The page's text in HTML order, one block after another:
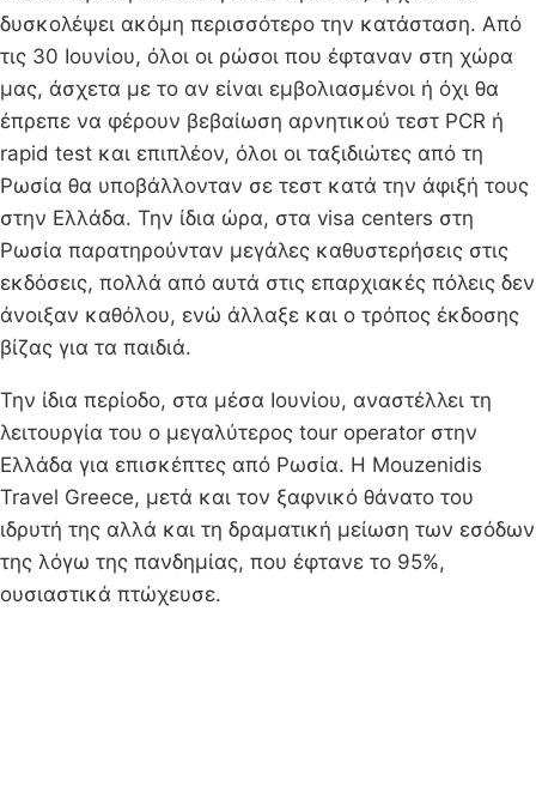
δυσκολέψει ακόμη περισσότερο την κατάσταση. Από
τις 30 Ιουνίου, όλοι οι ρώσοι που έφταναν στη χώρα
μας, άσχετα με το αν είναι εμβολιασμένοι ή όχι θα
έπρεπε να φέρουν βεβαίωση αρνητικού τεστ PCR ή
rapid test και επιπλέον, όλοι οι ταξιδιώτες από τη
Ρωσία θα υποβάλλονταν σε τεστ κατά την άφιξή τους
στην Ελλάδα. Την ίδια ώρα, στα visa centers στη
Ρωσία παρατηρούνταν μεγάλες καθυστερήσεις στις
εκδόσεις, πολλά από αυτά στις επαρχιακές πόλεις δεν
άνοιξαν καθόλου, ενώ άλλαξε και ο τρόπος έκδοσης
βίζας για τα παιδιά.
Την ίδια περίοδο, στα μέσα Ιουνίου, αναστέλλει τη
λειτουργία του ο μεγαλύτερος tour operator στην
Ελλάδα για επισκέπτες από Ρωσία. Η Mouzenidis
Travel Greece, μετά και τον ξαφνικό θάνατο του
ιδρυτή της αλλά και τη δραματική μείωση των εσόδων
της λόγω της πανδημίας, που έφτανε το 95%,
ουσιαστικά πτώχευσε.